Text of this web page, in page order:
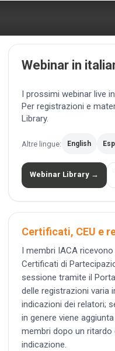
Webinar in
I prossimi webinar live
Per registrazioni e
Library.
Altre lingue: English
Webinar Library →
Certificati, CEU e
I membri IACA
Certificati di
sessione tramite il
delle registrazioni varia
indicazioni dei relatori;
in genere viene
membri dopo un ritardo
indicazione.